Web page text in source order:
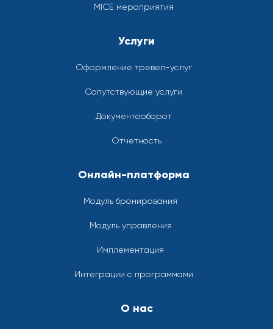
MICE мероприятия
Услуги
Оформление тревел-услуг
Сопутствующие услуги
Документооборот
Отчетность
Онлайн-платформа
Модуль бронирования
Модуль управления
Имплементация
Интеграции с программами
О нас